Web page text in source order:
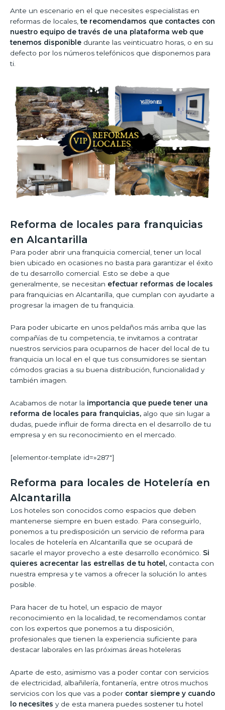
Ante un escenario en el que necesites especialistas en
reformas de locales,te recomendamos que contactes con
nuestro equipo de través de una plataforma web que
tenemos disponible durante las veinticuatro horas, o en su
defecto por los números telefónicos que disponemos para
ti.
Reforma de locales para franquicias
en Alcantarilla
Para poder abrir una franquicia comercial, tener un local
bien ubicado en ocasiones no basta para garantizar el éxito
de tu desarrollo comercial. Esto se debe a que
generalmente, se necesitan efectuar reformas de locales
para franquicias en Alcantarilla, que cumplan con ayudarte a
progresar la imagen de tu franquicia.
Para poder ubicarte en unos peldaños más arriba que las
compañías de tu competencia, te invitamos a contratar
nuestros servicios para ocuparnos de hacer del local de tu
franquicia un local en el que tus consumidores se sientan
cómodos gracias a su buena distribución, funcionalidad y
también imagen.
Acabamos de notar la importancia que puede tener una
reforma de locales para franquicias, algo que sin lugar a
dudas, puede influir de forma directa en el desarrollo de tu
empresa y en su reconocimiento en el mercado.
[elementor-template id=»287″]
Reforma para locales de Hotelería en
Alcantarilla
Los hoteles son conocidos como espacios que deben
mantenerse siempre en buen estado. Para conseguirlo,
ponemos a tu predisposición un servicio de reforma para
locales de hotelería en Alcantarilla que se ocupará de
sacarle el mayor provecho a este desarrollo económico. Si
quieres acrecentar las estrellas de tu hotel, contacta con
nuestra empresa y te vamos a ofrecer la solución lo antes
posible.
Para hacer de tu hotel, un espacio de mayor
reconocimiento en la localidad, te recomendamos contar
con los expertos que ponemos a tu disposición,
profesionales que tienen la experiencia suficiente para
destacar laborales en las próximas áreas hoteleras
Aparte de esto, asimismo vas a poder contar con servicios
de electricidad, albañilería, fontanería, entre otros muchos
servicios con los que vas a poder contar siempre y cuando
lo necesites y de esta manera puedes sostener tu hotel